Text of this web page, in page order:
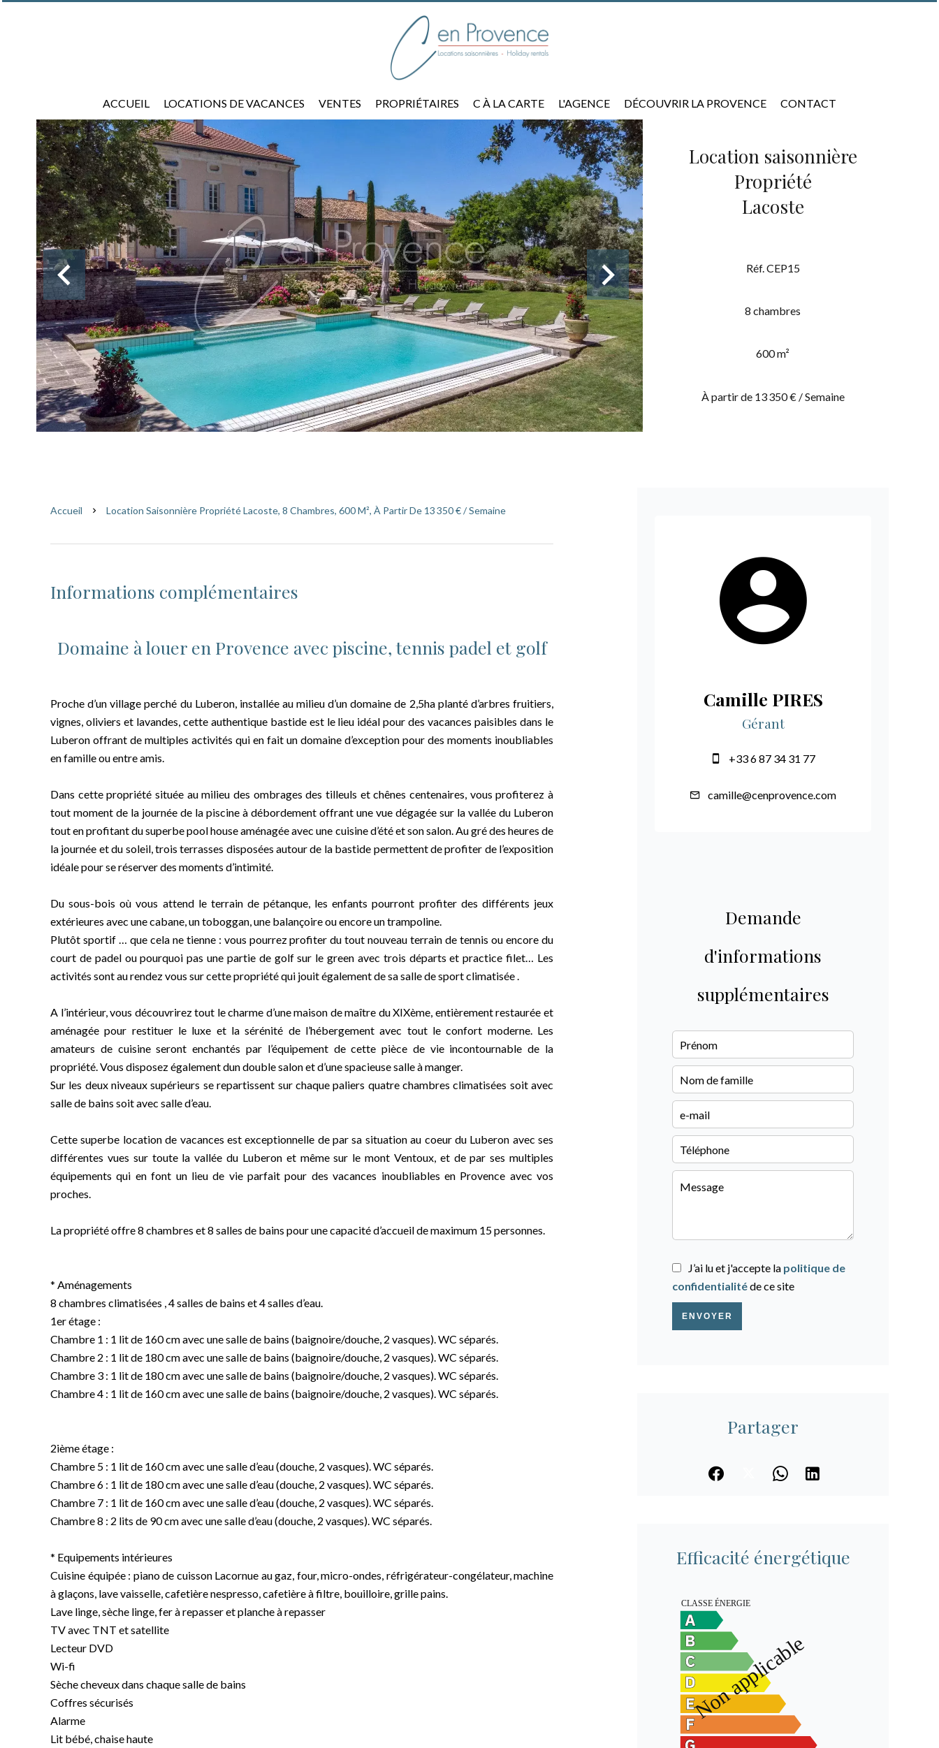
ACCUEIL LOCATIONS DE VACANCES VENTES PROPRIÉTAIRES C À LA CARTE L'AGENCE DÉCOUVRIR LA PROVENCE CONTACT
Location saisonnière
Propriété
Lacoste
Réf. CEP15
8 chambres
600 m²
À partir de 13 350 € / Semaine
Accueil Location Saisonnière Propriété Lacoste, 8 Chambres, 600 M², À Partir De 13 350 € / Semaine
Informations complémentaires
Domaine à louer en Provence avec piscine, tennis padel et golf
Proche d’un village perché du Luberon, installée au milieu d’un domaine de 2,5ha planté d’arbres fruitiers,
vignes, oliviers et lavandes, cette authentique bastide est le lieu idéal pour des vacances paisibles dans le
Luberon offrant de multiples activités qui en fait un domaine d’exception pour des moments inoubliables
en famille ou entre amis.
Dans cette propriété située au milieu des ombrages des tilleuls et chênes centenaires, vous profiterez à
tout moment de la journée de la piscine à débordement offrant une vue dégagée sur la vallée du Luberon
tout en profitant du superbe pool house aménagée avec une cuisine d’été et son salon. Au gré des heures de
la journée et du soleil, trois terrasses disposées autour de la bastide permettent de profiter de l’exposition
idéale pour se réserver des moments d’intimité.
Du sous-bois où vous attend le terrain de pétanque, les enfants pourront profiter des différents jeux
extérieures avec une cabane, un toboggan, une balançoire ou encore un trampoline.
Plutôt sportif … que cela ne tienne : vous pourrez profiter du tout nouveau terrain de tennis ou encore du
court de padel ou pourquoi pas une partie de golf sur le green avec trois départs et practice filet… Les
activités sont au rendez vous sur cette propriété qui jouit également de sa salle de sport climatisée .
A l’intérieur, vous découvrirez tout le charme d’une maison de maître du XIXème, entièrement restaurée et
aménagée pour restituer le luxe et la sérénité de l’hébergement avec tout le confort moderne. Les
amateurs de cuisine seront enchantés par l’équipement de cette pièce de vie incontournable de la
propriété. Vous disposez également dun double salon et d’une spacieuse salle à manger.
Sur les deux niveaux supérieurs se repartissent sur chaque paliers quatre chambres climatisées soit avec
salle de bains soit avec salle d’eau.
Cette superbe location de vacances est exceptionnelle de par sa situation au coeur du Luberon avec ses
différentes vues sur toute la vallée du Luberon et même sur le mont Ventoux, et de par ses multiples
équipements qui en font un lieu de vie parfait pour des vacances inoubliables en Provence avec vos
proches.
La propriété offre 8 chambres et 8 salles de bains pour une capacité d’accueil de maximum 15 personnes.
* Aménagements
8 chambres climatisées , 4 salles de bains et 4 salles d’eau.
1er étage :
Chambre 1 : 1 lit de 160 cm avec une salle de bains (baignoire/douche, 2 vasques). WC séparés.
Chambre 2 : 1 lit de 180 cm avec une salle de bains (baignoire/douche, 2 vasques). WC séparés.
Chambre 3 : 1 lit de 180 cm avec une salle de bains (baignoire/douche, 2 vasques). WC séparés.
Chambre 4 : 1 lit de 160 cm avec une salle de bains (baignoire/douche, 2 vasques). WC séparés.
2ième étage :
Chambre 5 : 1 lit de 160 cm avec une salle d’eau (douche, 2 vasques). WC séparés.
Chambre 6 : 1 lit de 180 cm avec une salle d’eau (douche, 2 vasques). WC séparés.
Chambre 7 : 1 lit de 160 cm avec une salle d’eau (douche, 2 vasques). WC séparés.
Chambre 8 : 2 lits de 90 cm avec une salle d’eau (douche, 2 vasques). WC séparés.
* Equipements intérieures
Cuisine équipée : piano de cuisson Lacornue au gaz, four, micro-ondes, réfrigérateur-congélateur, machine
à glaçons, lave vaisselle, cafetière nespresso, cafetière à filtre, bouilloire, grille pains.
Lave linge, sèche linge, fer à repasser et planche à repasser
TV avec TNT et satellite
Lecteur DVD
Wi-fi
Sèche cheveux dans chaque salle de bains
Coffres sécurisés
Alarme
Lit bébé, chaise haute
Camille PIRES
Gérant
+33 6 87 34 31 77
camille@cenprovence.com
Demande
d'informations
supplémentaires
J’ai lu et j'accepte la politique de
confidentialitéde ce site
ENVOYER
Partager
Efficacité énergétique